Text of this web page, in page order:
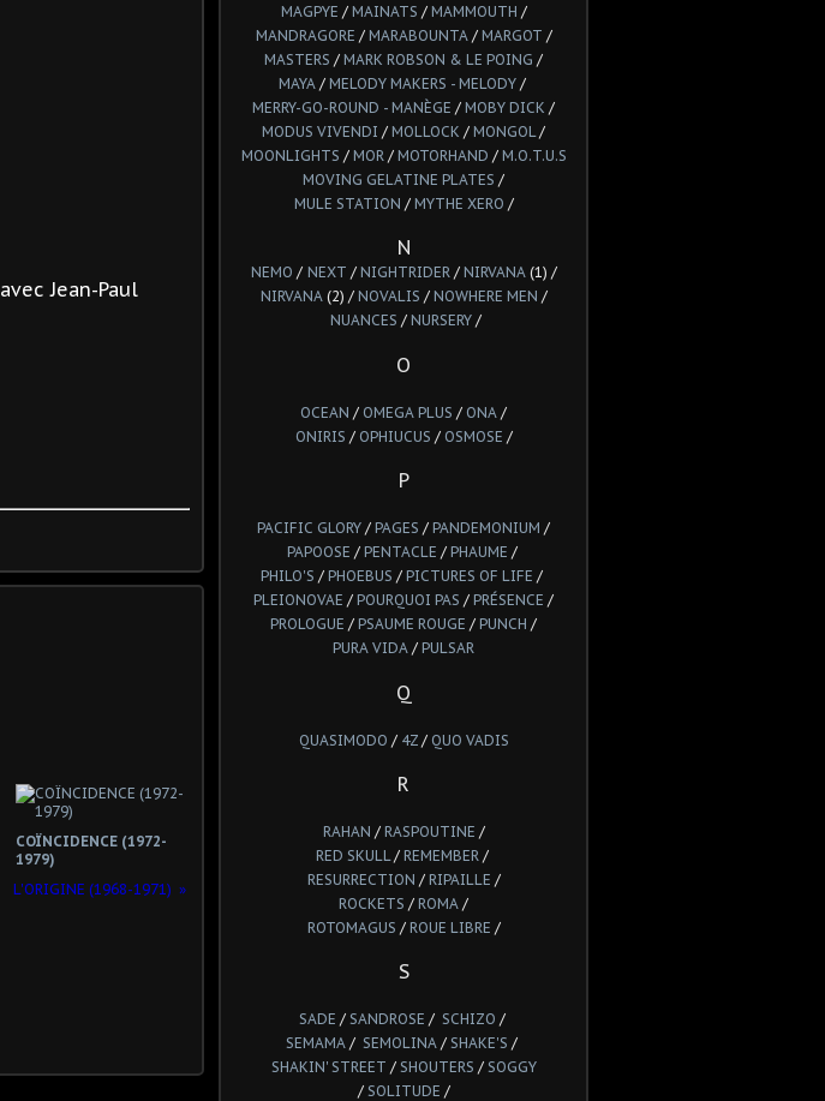
avec Jean-Paul
COÏNCIDENCE (1972-
1979)
L'ORIGINE (1968-1971)
MAGPYE / MAINATS / MAMMOUTH /
MANDRAGORE / MARABOUNTA/ MARGOT /
MASTERS / MARK ROBSON & LE POING /
MAYA/ MELODY MAKERS - MELODY/
MERRY-GO-ROUND - MANÈGE / MOBY DICK /
MODUS VIVENDI / MOLLOCK / MONGOL/
MOONLIGHTS / MOR/ MOTORHAND / M.O.T.U.S
MOVING GELATINE PLATES /
MULE STATION / MYTHE XERO /
N
NEMO / NEXT / NIGHTRIDER/ NIRVANA(1) /
NIRVANA(2) / NOVALIS / NOWHERE MEN /
NUANCES / NURSERY/
O
OCEAN / OMEGA PLUS / ONA /
ONIRIS /OPHIUCUS / OSMOSE /
P
PACIFIC GLORY / PAGES / PANDEMONIUM /
PAPOOSE / PENTACLE / PHAUME /
PHILO'S / PHOEBUS / PICTURES OF LIFE /
PLEIONOVAE / POURQUOI PAS / PRÉSENCE /
PROLOGUE / PSAUME ROUGE / PUNCH /
PURA VIDA / PULSAR
Q
QUASIMODO / 4Z/ QUO VADIS
R
RAHAN / RASPOUTINE /
RED SKULL/ REMEMBER/
RESURRECTION / RIPAILLE /
ROCKETS / ROMA /
ROTOMAGUS / ROUE LIBRE /
S
SADE / SANDROSE / SCHIZO /
SEMAMA / SEMOLINA / SHAKE'S /
SHAKIN' STREET / SHOUTERS / SOGGY
/ SOLITUDE /